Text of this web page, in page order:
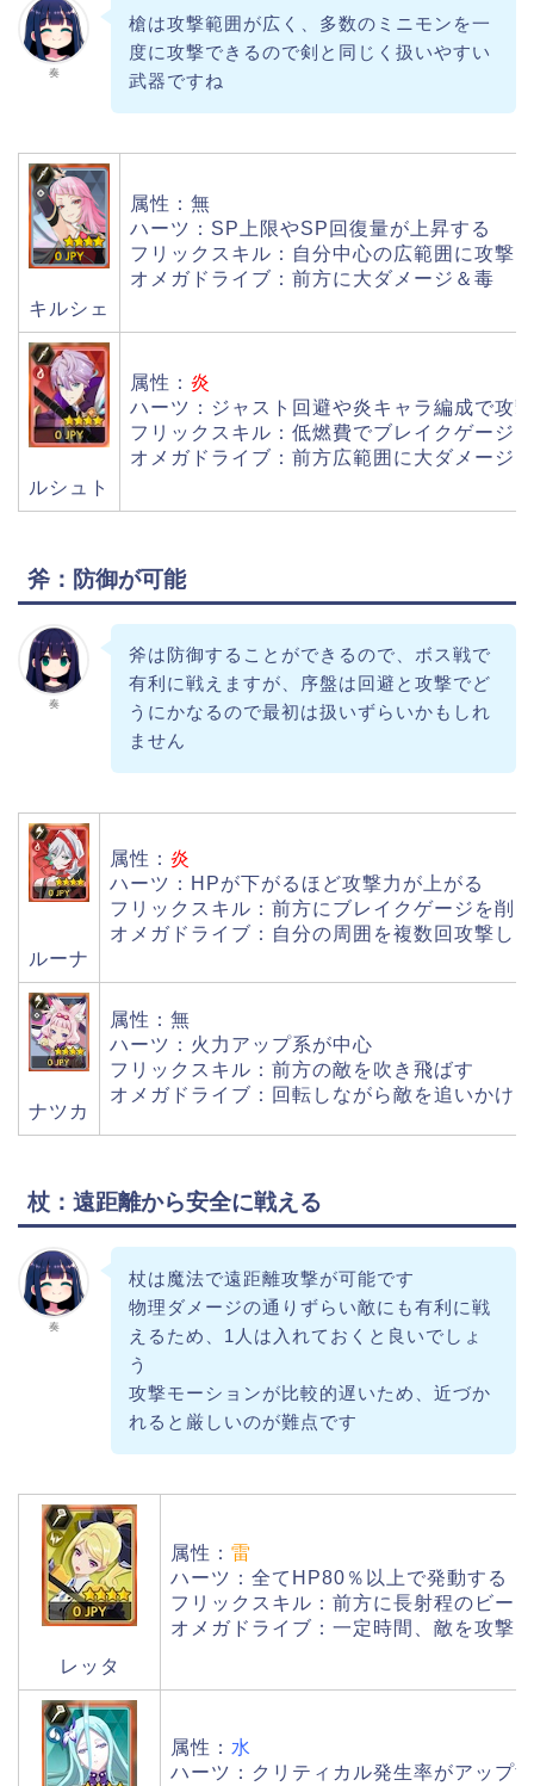
奏
槍は攻撃範囲が広く、多数のミニモンを一
度に攻撃できるので剣と同じく扱いやすい
武器ですね
キルシェ
属性：無
ハーツ：SP上限やSP回復量が上昇する
フリックスキル：自分中心の広範囲に攻撃
オメガドライブ：前方に大ダメージ＆毒
ルシュト
属性： 炎
ハーツ：ジャスト回避や炎キャラ編成で攻
フリックスキル：低燃費でブレイクゲージ
オメガドライブ：前方広範囲に大ダメージ
斧：防御が可能
奏
斧は防御することができるので、ボス戦で
有利に戦えますが、序盤は回避と攻撃でど
うにかなるので最初は扱いずらいかもしれ
ません
ルーナ
属性： 炎
ハーツ：HPが下がるほど攻撃力が上がる
フリックスキル：前方にブレイクゲージを削
オメガドライブ：自分の周囲を複数回攻撃し
ナツカ
属性：無
ハーツ：火力アップ系が中心
フリックスキル：前方の敵を吹き飛ばす
オメガドライブ：回転しながら敵を追いかけ
杖：遠距離から安全に戦える
奏
杖は魔法で遠距離攻撃が可能です
物理ダメージの通りずらい敵にも有利に戦
えるため、1人は入れておくと良いでしょ
う
攻撃モーションが比較的遅いため、近づか
れると厳しいのが難点です
レッタ
属性： 雷
ハーツ：全てHP80％以上で発動する
フリックスキル：前方に長射程のビー
オメガドライブ：一定時間、敵を攻撃
属性： 水
ハーツ：クリティカル発生率がアップ